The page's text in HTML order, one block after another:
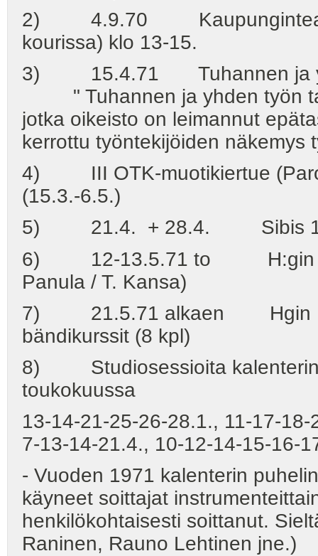
2) 4.9.70
kourissa) klo 13-15.
3) 15.4.71 Tuhannen ja
" Tuhannen ja yhden työn
jotka oikeisto on leimannut
kerrottu työntekijöiden näkemys
4) III OTK-muotikiertue
(15.3.-6.5.)
5) 21.4. + 28.4. Sibis 14-
6) 12-13.5.71 to H:gin
Panula / T. Kansa)
7) 21.5.71 alkaen Hgin
bändikurssit (8 kpl)
8) Studiosessioita kalenterini
toukokuussa
13-14-21-25-26-28.1., 11-17-
7-13-14-21.4., 10-12-14-15-16-
- Vuoden 1971 kalenterin
käyneet soittajat
henkilökohtaisesti soittanut.
Raninen, Rauno Lehtinen jne.)